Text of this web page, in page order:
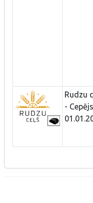
Rudzu
- Cepējs